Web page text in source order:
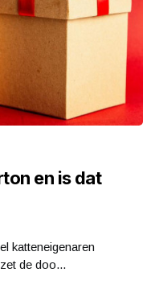
en is dat
katteneigenaren
de doo...